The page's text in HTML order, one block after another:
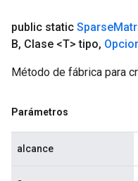
public static Sparse
B, Clase <T> tipo,
Método de fábrica para
Parámetros
alcance